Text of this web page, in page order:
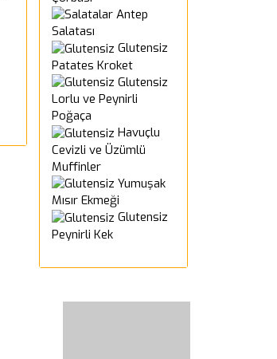
Antep
Salatası
Glutensiz
Patates Kroket
Glutensiz
Lorlu ve Peynirli
Poğaça
Havuçlu
Cevizli ve Üzümlü
Muffinler
Yumuşak
Mısır Ekmeği
Glutensiz
Peynirli Kek